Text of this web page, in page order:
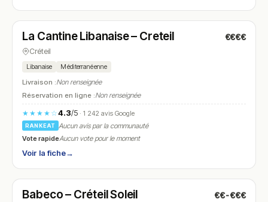
N° 19
La Cantine Libanaise – Creteil €€€€
Créteil
Libanaise Méditerranéenne
Livraison :Non renseignée
Réservation en ligne :Non renseignée
★★★★☆4.3/5· 1 242 avis Google
RANKEAT
Aucun avis par la communauté
Vote rapideAucun vote pour le moment
Voir la fiche→
N° 20
Babeco – Créteil Soleil €€-€€€